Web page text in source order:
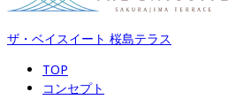
ザ・ベイスイート 桜島テラス
TOP
コンセプト